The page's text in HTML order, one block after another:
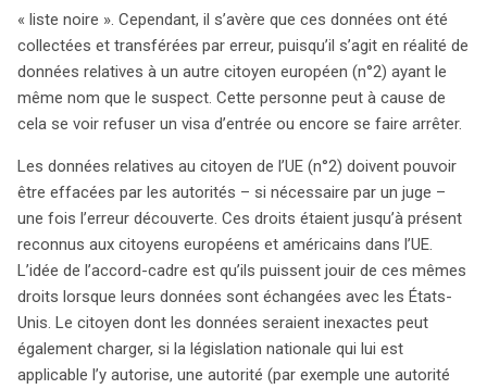
« liste noire ». Cependant, il s’avère que ces données ont été
collectées et transférées par erreur, puisqu’il s’agit en réalité de
données relatives à un autre citoyen européen (n°2) ayant le
même nom que le suspect. Cette personne peut à cause de
cela se voir refuser un visa d’entrée ou encore se faire arrêter.
Les données relatives au citoyen de l’UE (n°2) doivent pouvoir
être effacées par les autorités – si nécessaire par un juge –
une fois l’erreur découverte. Ces droits étaient jusqu’à présent
reconnus aux citoyens européens et américains dans l’UE.
L’idée de l’accord-cadre est qu’ils puissent jouir de ces mêmes
droits lorsque leurs données sont échangées avec les États-
Unis. Le citoyen dont les données seraient inexactes peut
également charger, si la législation nationale qui lui est
applicable l’y autorise, une autorité (par exemple une autorité
search